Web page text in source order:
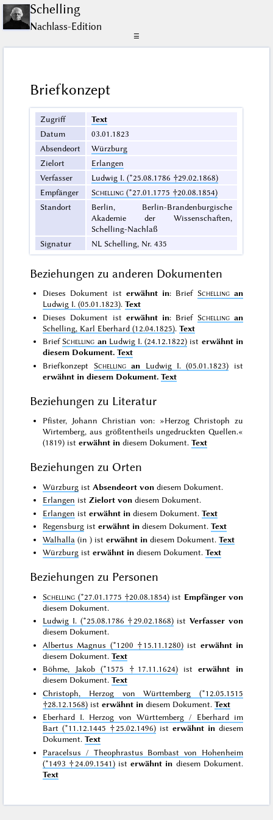
Schelling
Nachlass-Edition
☰
Briefkonzept
Zugriff
Text
Datum
03.01.1823
Absendeort
Würzburg
Zielort
Erlangen
Verfasser
Ludwig I. (*25.08.1786 †29.02.1868)
Empfänger
Schelling (*27.01.1775 †20.08.1854)
Standort
Berlin, Berlin-Brandenburgische
Akademie der Wissenschaften,
Schelling-Nachlaß
Signatur
NL Schelling, Nr. 435
Beziehungen zu anderen Dokumenten
Dieses Dokument ist erwähnt in: Brief Schelling an
Ludwig I. (05.01.1823).Text
Dieses Dokument ist erwähnt in: Brief Schelling an
Schelling, Karl Eberhard (12.04.1825).Text
BriefSchelling anLudwig I. (24.12.1822) ist erwähnt in
diesem Dokument. Text
Briefkonzept Schelling an Ludwig I. (05.01.1823) ist
erwähnt in diesem Dokument. Text
Beziehungen zu Literatur
Pfister, Johann Christian von: »Herzog Christoph zu
Wirtemberg, aus größtentheils ungedruckten Quellen.«
(1819) isterwähnt in diesem Dokument.Text
Beziehungen zu Orten
Würzburg ist Absendeort von diesem Dokument.
Erlangen istZielort von diesem Dokument.
Erlangen isterwähnt in diesem Dokument.Text
Regensburg isterwähnt in diesem Dokument.Text
Walhalla (in) isterwähnt in diesem Dokument.Text
Würzburg isterwähnt in diesem Dokument.Text
Beziehungen zu Personen
Schelling (*27.01.1775 †20.08.1854) ist Empfänger von
diesem Dokument.
Ludwig I. (*25.08.1786 †29.02.1868)istVerfasser von
diesem Dokument.
Albertus Magnus (*1200 †15.11.1280) ist erwähnt in
diesem Dokument.Text
Böhme, Jakob (*1575 †17.11.1624)isterwähnt in
diesem Dokument.Text
Christoph, Herzog von Württemberg (*12.05.1515
†28.12.1568) isterwähnt in diesem Dokument.Text
Eberhard I. Herzog von Württemberg / Eberhard im
Bart (*11.12.1445 †25.02.1496) ist erwähnt indiesem
Dokument.Text
Paracelsus / Theophrastus Bombast von Hohenheim
(*1493 †24.09.1541)isterwähnt in diesem Dokument.
Text